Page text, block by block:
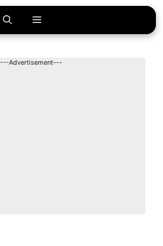
Menu
---Advertisement---